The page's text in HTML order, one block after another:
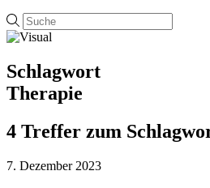
Schlagwort
Therapie
4 Treffer zum
7. Dezember 2023